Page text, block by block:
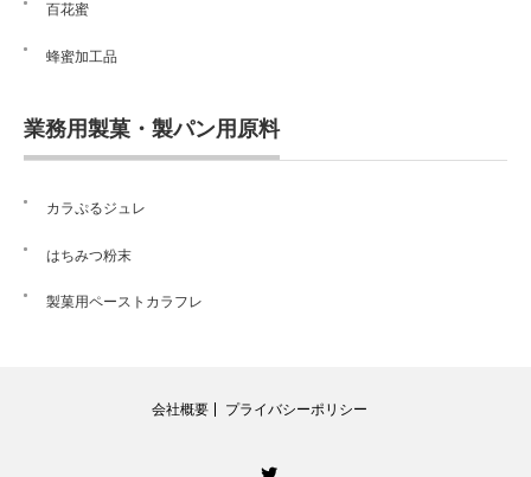
百花蜜
蜂蜜加工品
業務用製菓・製パン用原料
カラぷるジュレ
はちみつ粉末
製菓用ペーストカラフレ
会社概要 プライバシーポリシー